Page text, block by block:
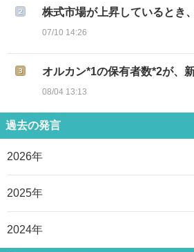
株式市場が上昇しているとき
07/10 14:26
オルカン*1の保有者数*2が、
08/04 13:13
過去の発言
2026年
2025年
2024年